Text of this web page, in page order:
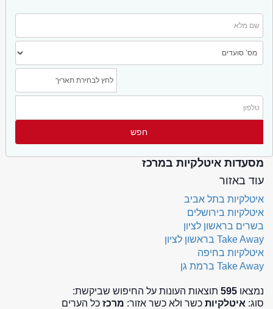
מסעדות איטלקיות במרכז
עוד באזור
איטלקיות בתל אביב
איטלקיות בירושלים
בשרים בראשון לציון
Take Away בראשון לציון
איטלקיות בחיפה
Take Away ברמת גן
נמצאו 595 תוצאות העונות על החיפוש שביקשת:
סוג: איטלקיות כשר ולא כשר אזור: מרכז כל הערים